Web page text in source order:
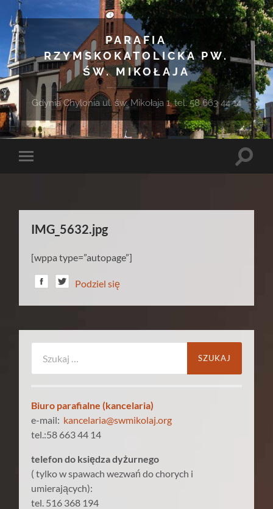
PARAFIA
RZYMSKOKATOLICKA PW.
ŚW. MIKOŁAJA
Gdynia Chylonia ul. św. Mikołaja 1, tel. 58 663 44 14
Toggle
Toggle
IMG_5632.jpg
[wppa type=”autopage”]
Podziel się
Biuro parafialne (kancelaria)
e-mail: kancelaria@swmikolaj.org
tel.:58 663 44 14
telefon do księdza dyżurnego
( tylko w spawach wezwań do chorych i
umierających):
tel. 516 368 194